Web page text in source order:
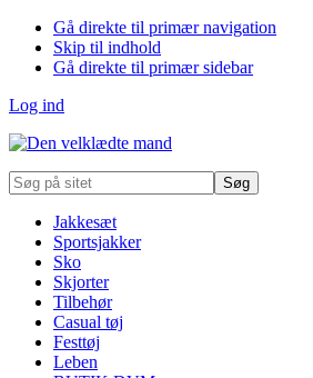
Gå direkte til primær navigation
Skip til indhold
Gå direkte til primær sidebar
Log ind
Søg
på
Jakkesæt
Sportsjakker
Sko
Skjorter
Tilbehør
Casual tøj
Festtøj
Leben